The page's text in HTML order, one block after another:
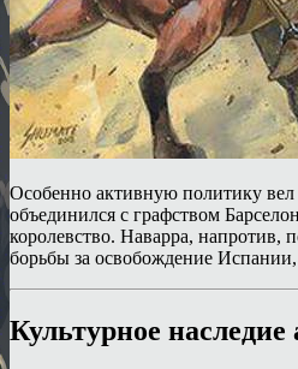
Особенно активную политику
объединился с графством
королевство. Наварра, напротив,
борьбы за освобождение
Культурное наследие